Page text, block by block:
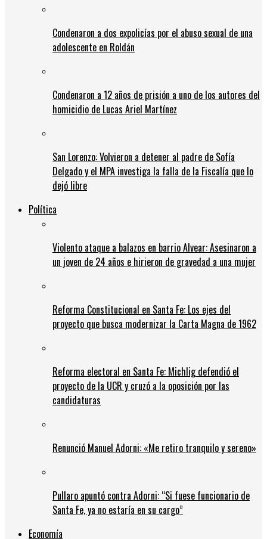
Condenaron a dos expolicías por el abuso sexual de una
adolescente en Roldán
Condenaron a 12 años de prisión a uno de los autores del
homicidio de Lucas Ariel Martínez
San Lorenzo: Volvieron a detener al padre de Sofía
Delgado y el MPA investiga la falla de la Fiscalía que lo
dejó libre
Política
Violento ataque a balazos en barrio Alvear: Asesinaron a
un joven de 24 años e hirieron de gravedad a una mujer
Reforma Constitucional en Santa Fe: Los ejes del
proyecto que busca modernizar la Carta Magna de 1962
Reforma electoral en Santa Fe: Michlig defendió el
proyecto de la UCR y cruzó a la oposición por las
candidaturas
Renunció Manuel Adorni: «Me retiro tranquilo y sereno»
Pullaro apuntó contra Adorni: “Si fuese funcionario de
Santa Fe, ya no estaría en su cargo”
Economía